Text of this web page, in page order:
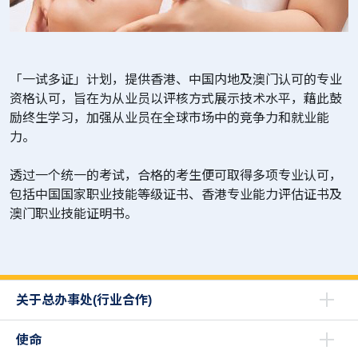
「一试多证」计划，提供香港、中国内地及澳门认可的专业
资格认可，旨在为从业员以评核方式展示技术水平，藉此鼓
励终生学习，加强从业员在全球市场中的竞争力和就业能
力。
透过一个统一的考试，合格的考生便可取得多项专业认可，
包括中国国家职业技能等级证书、香港专业能力评估证书及
澳门职业技能证明书。
关于总办事处(行业合作)
使命